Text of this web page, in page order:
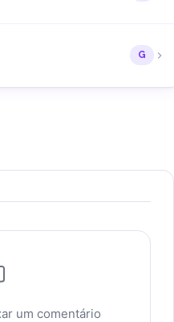
G
um comentário